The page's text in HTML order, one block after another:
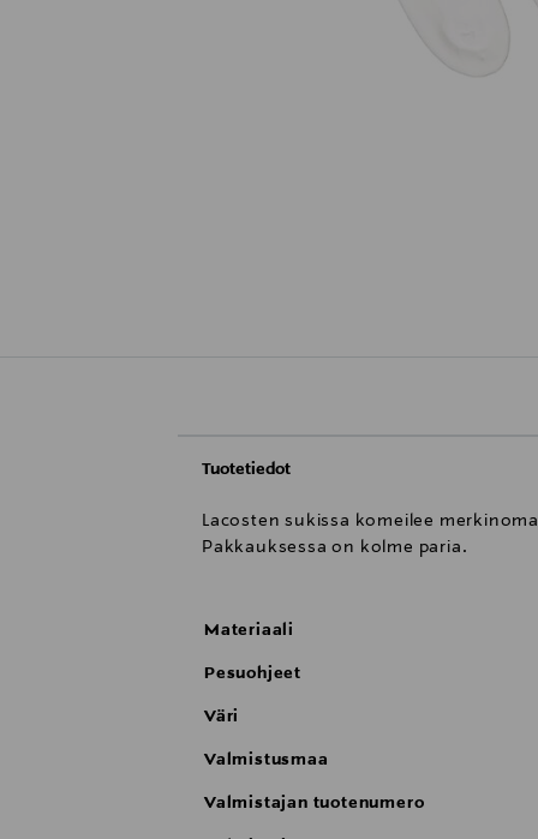
Tuotetiedot
Lacosten sukissa komeilee
Pakkauksessa on kolme paria.
Materiaali
Pesuohjeet
Väri
Valmistusmaa
Valmistajan tuotenumero